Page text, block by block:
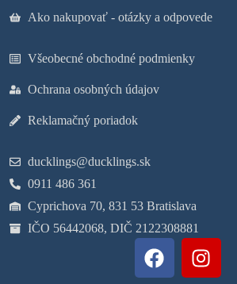
Ako nakupovať - otázky a odpovede
Všeobecné obchodné podmienky
Ochrana osobných údajov
Reklamačný poriadok
ducklings@ducklings.sk
0911 486 361
Cyprichova 70, 831 53 Bratislava
IČO 56442068, DIČ 2122308881